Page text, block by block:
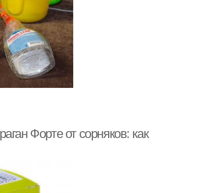
Форте от сорняков: как